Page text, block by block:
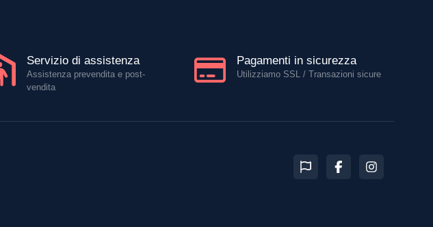
Servizio di assistenza
Assistenza prevendita e post-
vendita
Pagamenti in sicurezza
Utilizziamo SSL / Transazioni sicure